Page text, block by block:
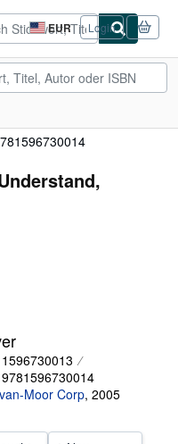
EUR
Seite
der
Einkaufseinstellungen.
Login
Moor Corp, 2005